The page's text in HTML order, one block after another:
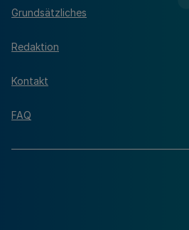
Grundsätzliches
Redaktion
Kontakt
FAQ